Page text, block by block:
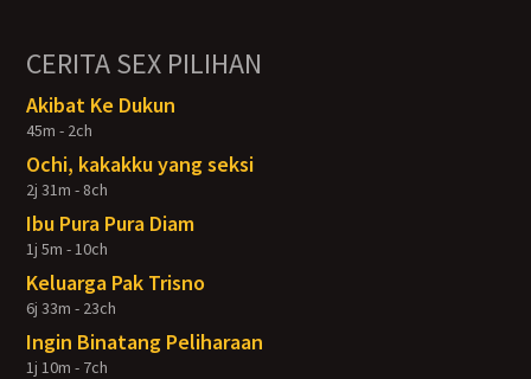
CERITA SEX PILIHAN
Akibat Ke Dukun
45m - 2ch
Ochi, kakakku yang seksi
2j 31m - 8ch
Ibu Pura Pura Diam
1j 5m - 10ch
Keluarga Pak Trisno
6j 33m - 23ch
Ingin Binatang Peliharaan
1j 10m - 7ch